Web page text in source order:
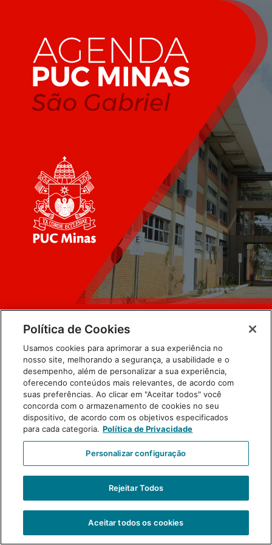
Política de Cookies
Usamos cookies para aprimorar a sua experiência no
nosso site, melhorando a segurança, a usabilidade e o
desempenho, além de personalizar a sua experiência,
oferecendo conteúdos mais relevantes, de acordo com
suas preferências. Ao clicar em "Aceitar todos" você
concorda com o armazenamento de cookies no seu
dispositivo, de acordo com os objetivos especificados
para cada categoria. Política de Privacidade
Personalizar configuração
Rejeitar Todos
Aceitar todos os cookies